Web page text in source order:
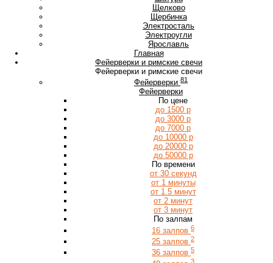
Щелково
Щербинка
Электросталь
Электроугли
Ярославль
Главная
Фейерверки и римские свечи
Фейерверки и римские свечи
Фейерверки 81
Фейерверки
По цене
до 1500 р
до 3000 р
до 7000 р
до 10000 р
до 20000 р
до 50000 р
По времени
от 30 секунд
от 1 минуты
от 1.5 минут
от 2 минут
от 3 минут
По залпам
16 залпов 6
25 залпов 2
36 залпов 5
3